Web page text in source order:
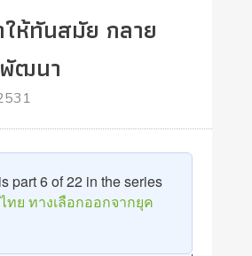
ห้ทันสมัย กลาย
ฒนา
part 6 of 22 in the series
ทย ทางเลือกออกจากยุค